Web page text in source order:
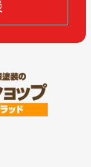
01
11
07
05
03